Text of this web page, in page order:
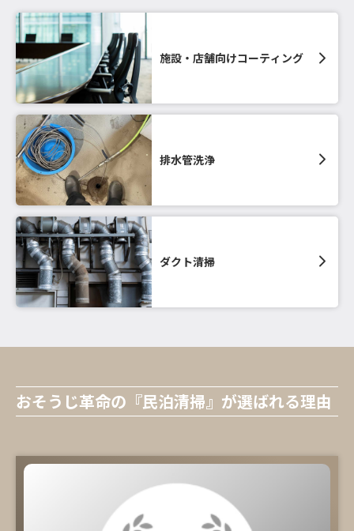
施設・店舗向けコーティング
排水管洗浄
ダクト清掃
おそうじ革命の『民泊清掃』が選ばれる理由